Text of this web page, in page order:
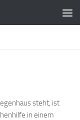
steht, ist
in einem